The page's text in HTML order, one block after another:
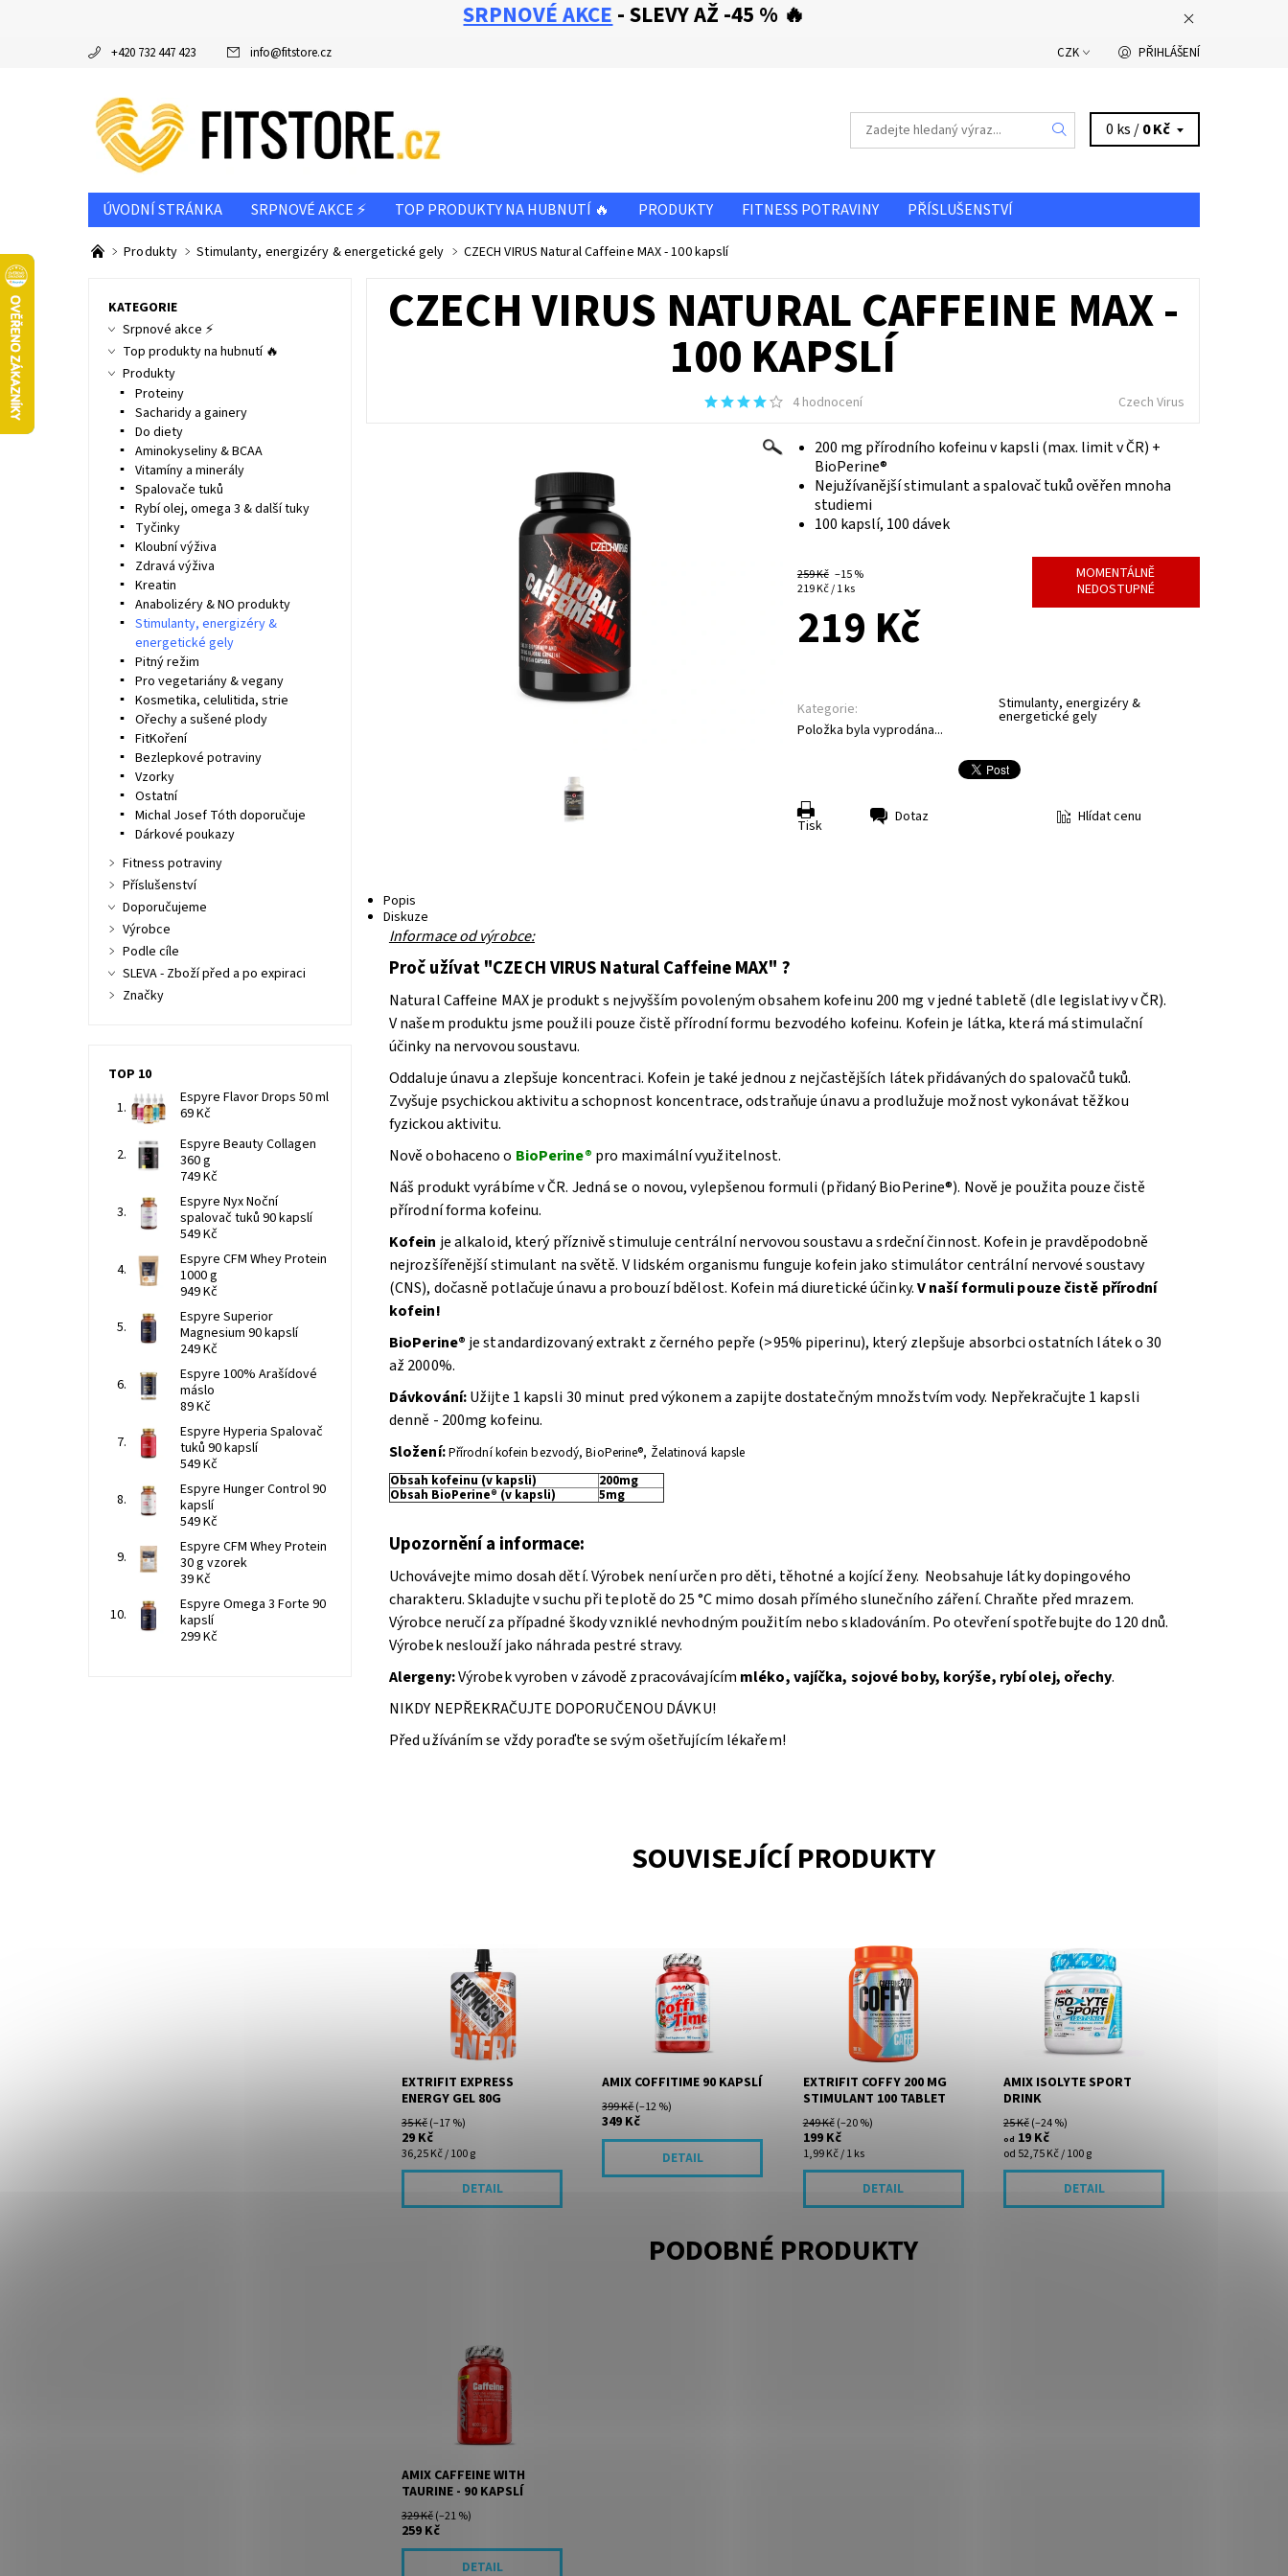
SRPNOVÉ AKCE - SLEVY AŽ -45 % 🔥
+420 732 447 423 info@fitstore.cz CZK PŘIHLÁŠENÍ
0 ks /0 Kč
ÚVODNÍ STRÁNKA SRPNOVÉ AKCE ⚡ TOP PRODUKTY NA HUBNUTÍ 🔥 PRODUKTY FITNESS POTRAVINY
PŘÍSLUŠENSTVÍ
DOPORUČUJEME
VÝROBCE PODLE CÍLE SLEVA - ZBOŽÍ PŘED A PO EXPIRACI OBCHODNÍ PODMÍNKY
Produkty Stimulanty, energizéry & energetické gely CZECH VIRUS Natural Caffeine MAX - 100 kapslí
CZECH VIRUS NATURAL CAFFEINE MAX -
100 KAPSLÍ
4 hodnocení Czech Virus
200 mg přírodního kofeinu v kapsli (max. limit v ČR) +
BioPerine®
Nejužívanější stimulant a spalovač tuků ověřen mnoha
studiemi
100 kapslí, 100 dávek
259 Kč –15 %
219 Kč / 1 ks
MOMENTÁLNĚ
NEDOSTUPNÉ
219 Kč
Kategorie: Stimulanty, energizéry &
energetické gely
Položka byla vyprodána...
Tisk Dotaz Hlídat cenu
Popis
Diskuze
Informace od výrobce:
Proč užívat "CZECH VIRUS Natural Caffeine MAX" ?
Natural Caffeine MAX je produkt s nejvyšším povoleným obsahem kofeinu 200 mg v jedné tabletě (dle legislativy v ČR).
V našem produktu jsme použili pouze čistě přírodní formu bezvodého kofeinu. Kofein je látka, která má stimulační
účinky na nervovou soustavu.
Oddaluje únavu a zlepšuje koncentraci. Kofein je také jednou z nejčastějších látek přidávaných do spalovačů tuků.
Zvyšuje psychickou aktivitu a schopnost koncentrace, odstraňuje únavu a prodlužuje možnost vykonávat těžkou
fyzickou aktivitu.
Nově obohaceno o BioPerine® pro maximální využitelnost.
Náš produkt vyrábíme v ČR. Jedná se o novou, vylepšenou formuli (přidaný BioPerine®). Nově je použita pouze čistě
přírodní forma kofeinu.
Kofein je alkaloid, který příznivě stimuluje centrální nervovou soustavu a srdeční činnost. Kofein je pravděpodobně
nejrozšířenější stimulant na světě. V lidském organismu funguje kofein jako stimulátor centrální nervové soustavy
(CNS), dočasně potlačuje únavu a probouzí bdělost. Kofein má diuretické účinky.V naší formuli pouze čistě přírodní
kofein!
BioPerine® je standardizovaný extrakt z černého pepře (>95% piperinu), který zlepšuje absorbci ostatních látek o 30
až 2000%.
Dávkování:Užijte 1 kapsli 30 minut pred výkonem a zapijte dostatečným množstvím vody. Nepřekračujte 1 kapsli
denně - 200mg kofeinu.
Složení:Přírodní kofein bezvodý, BioPerine®, Želatinová kapsle
Obsah kofeinu (v kapsli)
200mg
Obsah BioPerine® (v kapsli) 5mg
Upozornění a informace:
Uchovávejte mimo dosah dětí. Výrobek není určen pro děti, těhotné a kojící ženy. Neobsahuje látky dopingového
charakteru. Skladujte v suchu při teplotě do 25 °C mimo dosah přímého slunečního záření. Chraňte před mrazem.
Výrobce neručí za případné škody vzniklé nevhodným použitím nebo skladováním. Po otevření spotřebujte do 120 dnů.
Výrobek neslouží jako náhrada pestré stravy.
Alergeny:Výrobek vyroben v závodě zpracovávajícím mléko, vajíčka, sojové boby, korýše, rybí olej, ořechy.
NIKDY NEPŘEKRAČUJTE DOPORUČENOU DÁVKU!
Před užíváním se vždy poraďte se svým ošetřujícím lékařem!
SOUVISEJÍCÍ PRODUKTY
Express Energy Gel je
unikátní energetizující
produkt od Extrifitu, který
sportovci používají k
okamžitému dodání energie
EXTRIFIT EXPRESS
ENERGY GEL 80G
35 Kč(–17 %)
29 Kč
36,25 Kč / 100 g
DETAIL
Amix™ CoffiTime® je
komplex extraktu z
Guarany, zeleného čaje,
yerba maté doplněný o
čistý kofein a taurin.
AMIX COFFITIME 90 KAPSLÍ
399 Kč(–12 %)
349 Kč
DETAIL
Coffy 200 mg Stimulant je
vhodný pro sportovce a pro
osoby při zvýšené tělesné
zátěži. Coffy 200 mg
Stimulant je výrobek s...
EXTRIFIT COFFY 200 MG
STIMULANT 100 TABLET
249 Kč(–20 %)
199 Kč
1,99 Kč / 1 ks
DETAIL
Instantní prášek pro
přípravu osvěžujícího
iontového nápoje s
obsahem sacharidů,
minerálů a vitamínů.
AMIX ISOLYTE SPORT
DRINK
25 Kč(–24 %)
od 19 Kč
od 52,75 Kč / 100 g
DETAIL
PODOBNÉ PRODUKTY
Kofein v kombinaci s
Taurinem. Doporučená
dávka tohoto produktu
obsahuje přibližně tolik
kofeinu jako šálek kávy.
AMIX CAFFEINE WITH
TAURINE - 90 KAPSLÍ
329 Kč(–21 %)
259 Kč
DETAIL
KATEGORIE
Srpnové akce ⚡
Top produkty na hubnutí 🔥
Produkty
Proteiny
Sacharidy a gainery
Do diety
Aminokyseliny & BCAA
Vitamíny a minerály
Spalovače tuků
Rybí olej, omega 3 & další tuky
Tyčinky
Kloubní výživa
Zdravá výživa
Kreatin
Anabolizéry & NO produkty
Stimulanty, energizéry &
energetické gely
Pitný režim
Pro vegetariány & vegany
Kosmetika, celulitida, strie
Ořechy a sušené plody
FitKoření
Bezlepkové potraviny
Vzorky
Ostatní
Michal Josef Tóth doporučuje
Dárkové poukazy
Fitness potraviny
Příslušenství
Doporučujeme
Výrobce
Podle cíle
SLEVA - Zboží před a po expiraci
Značky
TOP 10
Espyre Flavor Drops 50 ml
69 Kč
Espyre Beauty Collagen
360 g
749 Kč
Espyre Nyx Noční
spalovač tuků 90 kapslí
549 Kč
Espyre CFM Whey Protein
1000 g
949 Kč
Espyre Superior
Magnesium 90 kapslí
249 Kč
Espyre 100% Arašídové
máslo
89 Kč
Espyre Hyperia Spalovač
tuků 90 kapslí
549 Kč
Espyre Hunger Control 90
kapslí
549 Kč
Espyre CFM Whey Protein
30 g vzorek
39 Kč
Espyre Omega 3 Forte 90
kapslí
299 Kč